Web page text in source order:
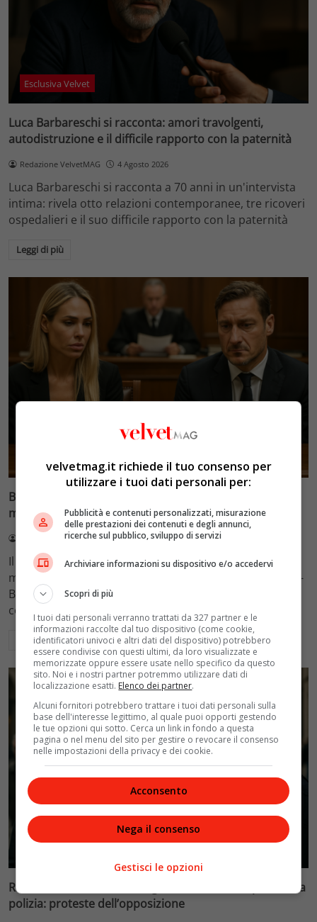
Esclusiva Velvet
Luca Barbareschi si racconta: amori travolgenti,
autodistruzione e il difficile rapporto con la paternità
Redazione VelvetMAG 4 Agosto 2026
Luca Barbareschi si racconta a 70 anni in un'intervista
intima: rivela otto relazioni contemporanee, tre ricoveri
ospedalieri e il suo difficile rapporto con la paternità
Leggi di più
Blasi vs Totti: il giudice riduce l’assegno di
mantenimento a 10.900 euro
Redazione VelvetMAG 4 Agosto 2026
Il Tribunale di Roma ha fissato l'assegno di
mantenimento figli a 10.900 euro mensili nel caso Totti-
Blasi, respingendo la richiesta di 20mila euro della
conduttrice.
Leggi di più
Riconoscimento facciale, il governo accelera i poteri alla
polizia: proteste dell’opposizione
velvetmag.it richiede il tuo consenso per
utilizzare i tuoi dati personali per:
Pubblicità e contenuti personalizzati, misurazione
delle prestazioni dei contenuti e degli annunci,
ricerche sul pubblico, sviluppo di servizi
Archiviare informazioni su dispositivo e/o accedervi
Scopri di più
I tuoi dati personali verranno trattati da 327 partner e le
informazioni raccolte dal tuo dispositivo (come cookie,
identificatori univoci e altri dati del dispositivo) potrebbero
essere condivise con questi ultimi, da loro visualizzate e
memorizzate oppure essere usate nello specifico da questo
sito. Noi e i nostri partner potremmo utilizzare dati di
localizzazione esatti. Elenco dei partner.
Alcuni fornitori potrebbero trattare i tuoi dati personali sulla
base dell'interesse legittimo, al quale puoi opporti gestendo
le tue opzioni qui sotto. Cerca un link in fondo a questa
pagina o nel menu del sito per gestire o revocare il consenso
nelle impostazioni della privacy e dei cookie.
Acconsento
Nega il consenso
Gestisci le opzioni